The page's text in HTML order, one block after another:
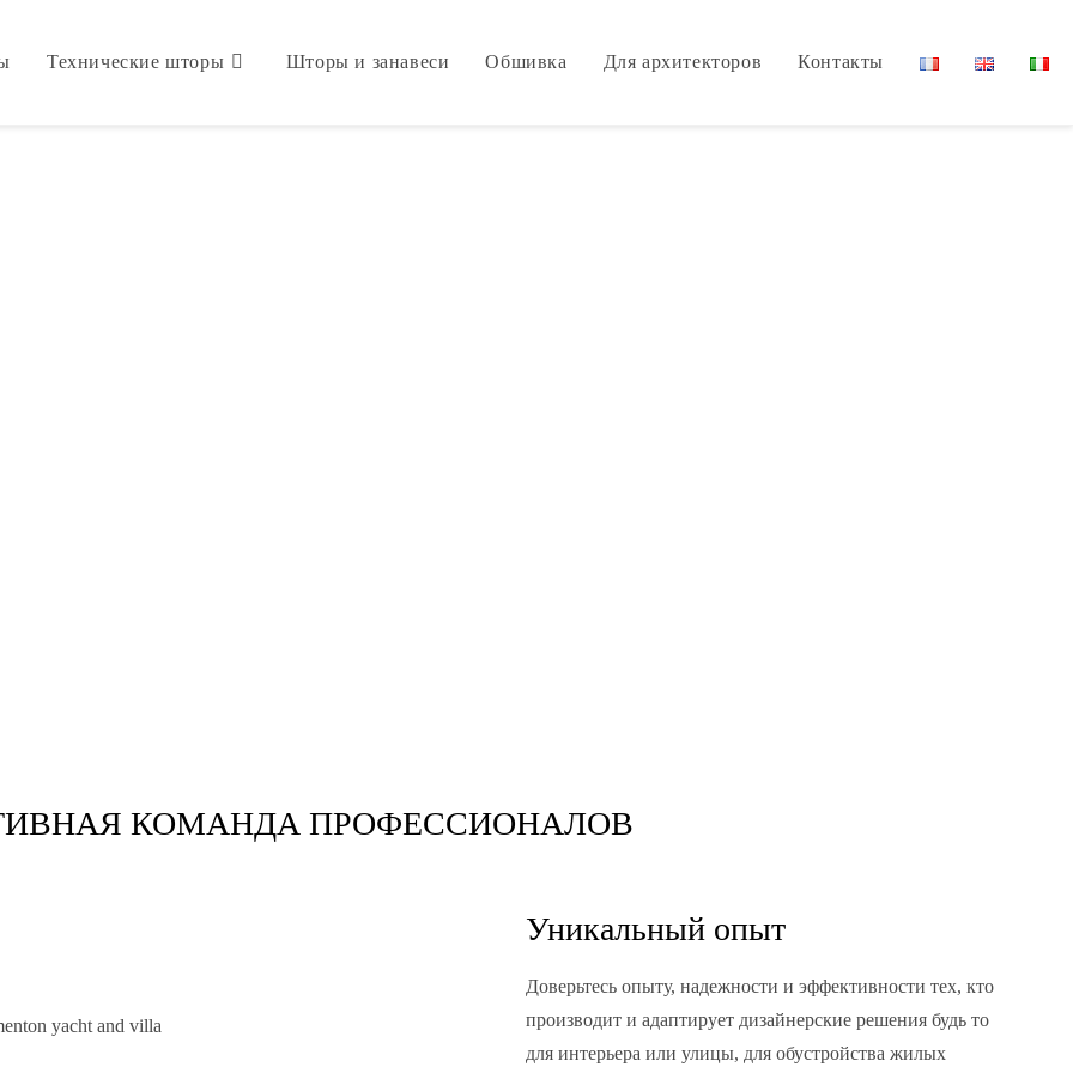
Технические шторы Шторы и занавеси Обшивка Для архитекторов Контакты
КОМАНДА ПРОФЕССИОНАЛОВ
Уникальный опыт
Доверьтесь опыту, надежности и эффективности тех, кто
производит и адаптирует дизайнерские решения будь то
для интерьера или улицы, для обустройства жилых